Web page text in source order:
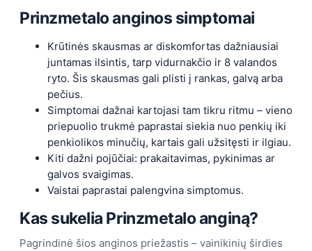
Prinzmetalo anginos simptomai
Krūtinės skausmas ar diskomfortas dažniausiai
juntamas ilsintis, tarp vidurnakčio ir 8 valandos
ryto. Šis skausmas gali plisti į rankas, galvą arba
pečius.
Simptomai dažnai kartojasi tam tikru ritmu – vieno
priepuolio trukmė paprastai siekia nuo penkių iki
penkiolikos minučių, kartais gali užsitęsti ir ilgiau.
Kiti dažni pojūčiai: prakaitavimas, pykinimas ar
galvos svaigimas.
Vaistai paprastai palengvina simptomus.
Kas sukelia Prinzmetalo anginą?
Pagrindinė šios anginos priežastis – vainikinių širdies